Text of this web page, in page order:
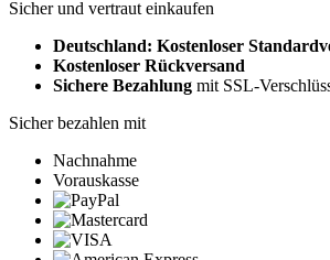
Sicher und vertraut einkaufen
Deutschland: Kostenloser
Kostenloser Rückversand
Sichere Bezahlung mit SSL-
Sicher bezahlen mit
Nachnahme
Vorauskasse